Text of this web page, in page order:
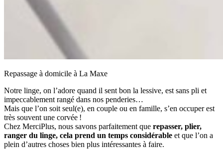
Repassage à domicile à La Maxe
Notre linge, on l’adore quand il sent bon la lessive, est sans pli et
impeccablement rangé dans nos penderies…
Mais que l’on soit seul(e), en couple ou en famille, s’en occuper est
très souvent une corvée !
Chez MerciPlus, nous savons parfaitement que repasser, plier,
ranger du linge, cela prend un temps considérable et que l’on a
plein d’autres choses bien plus intéressantes à faire.